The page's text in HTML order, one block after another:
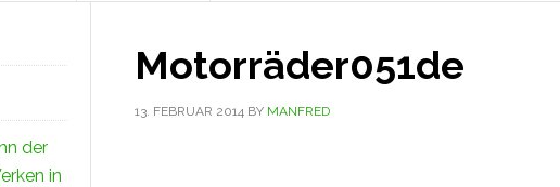
Motorräder051de
13. FEBRUAR 2014 BY MANFRED
der
in